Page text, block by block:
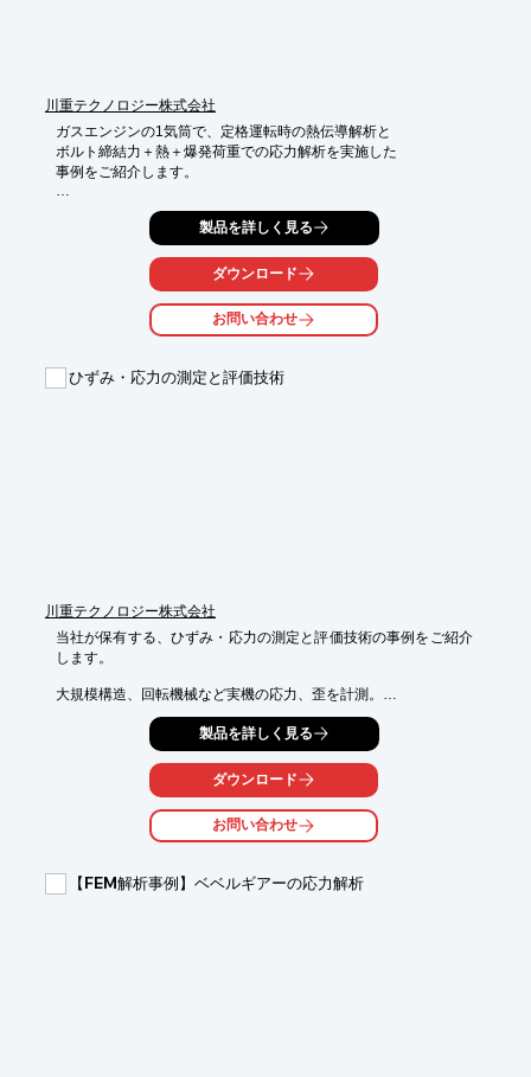
川重テクノロジー株式会社
ガスエンジンの1気筒で、定格運転時の熱伝導解析と
ボルト締結力＋熱＋爆発荷重での応力解析を実施した
事例をご紹介します。
解析ソフトはABAQUSを使用。
結果より冷却性能向上や応力低減の検討を行いました。
■解析ソフト：ABAQUS
■解析種別：定常熱伝導解析、応力解析（接触）
■解析目的：定常運転時の冷却性能と疲労強度を検討
※詳しくはPDF資料をご覧いただくか、お気軽にお問い合わせ下
製品を詳しく見る
ダウンロード
お問い合わせ
ひずみ・応力の測定と評価技術
川重テクノロジー株式会社
当社が保有する、ひずみ・応力の測定と評価技術の事例をご紹介
します。
大規模構造、回転機械など実機の応力、歪を計測。
回転機械の実測には、スリップリングやFMテレメータが用いら
「歯車装置ねじり応力測定」や「ホイールローダ部材応力計測」
対応しておりますので、ご用命の際はお気軽にお問い合わせくだ
■大規模構造、回転機械など実機の応力、歪を計測
製品を詳しく見る
ダウンロード
お問い合わせ
【FEM解析事例】ベベルギアーの応力解析